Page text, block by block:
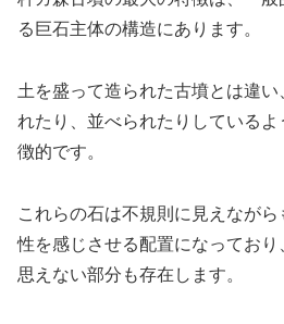
る巨石主体の構造にあります。
土を盛って造られた古墳とは違
れたり、並べられたりしている
徴的です。
これらの石は不規則に見えなが
性を感じさせる配置になってお
思えない部分も存在します。